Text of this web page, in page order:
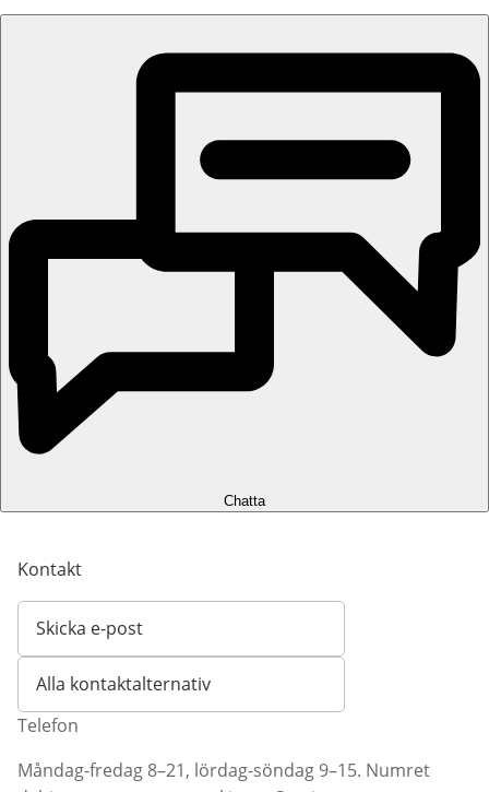
Chatta
Kontakt
Skicka e-post
Öppnar e-postklient
Alla kontaktalternativ
Telefon
Måndag-fredag 8–21, lördag-söndag 9–15. Numret